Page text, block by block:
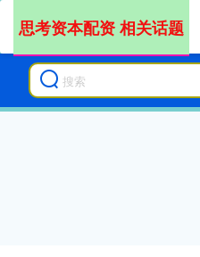
思考资本配资 相关话题